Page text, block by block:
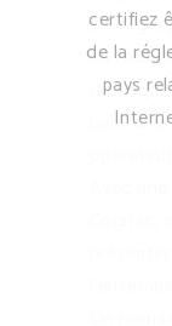
Dating a
ou
du
Avec
certifiez
de la
pays